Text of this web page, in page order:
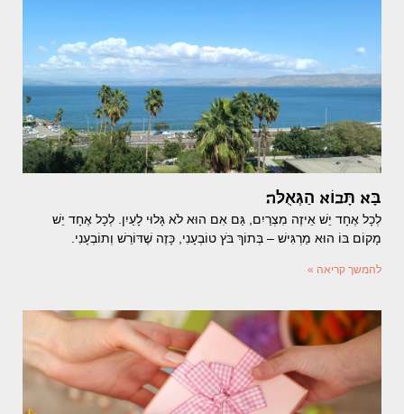
בָּא תָּבוֹא הַגְּאֻלּה
לְכָל אֶחָד יֵשׁ אֵיזֶה מִצְרַיִם, גַּם אִם הוּא לֹא גָּלוּי לָעַיִן. לְכָל אֶחָד יֵשׁ
מָקוֹם בּוֹ הוּא מַרְגִּישׁ – בְּתוֹךְ בֹּץ טוֹבְעָנִי, כָּזֶה שֶׁדּוֹרֵשׁ וְתוֹבְעָנִי.
להמשך קריאה »